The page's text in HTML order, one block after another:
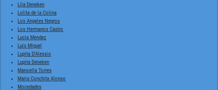
Lila Deneken
Lolita de la Colina
Los Angeles Negros
Los Hermanos Castro
Lucia Mendez
Luis Miguel
Lupita D'Alessio
Lupita Deneken
Manoella Torres
Maria Conchita Alonso
Mocedades